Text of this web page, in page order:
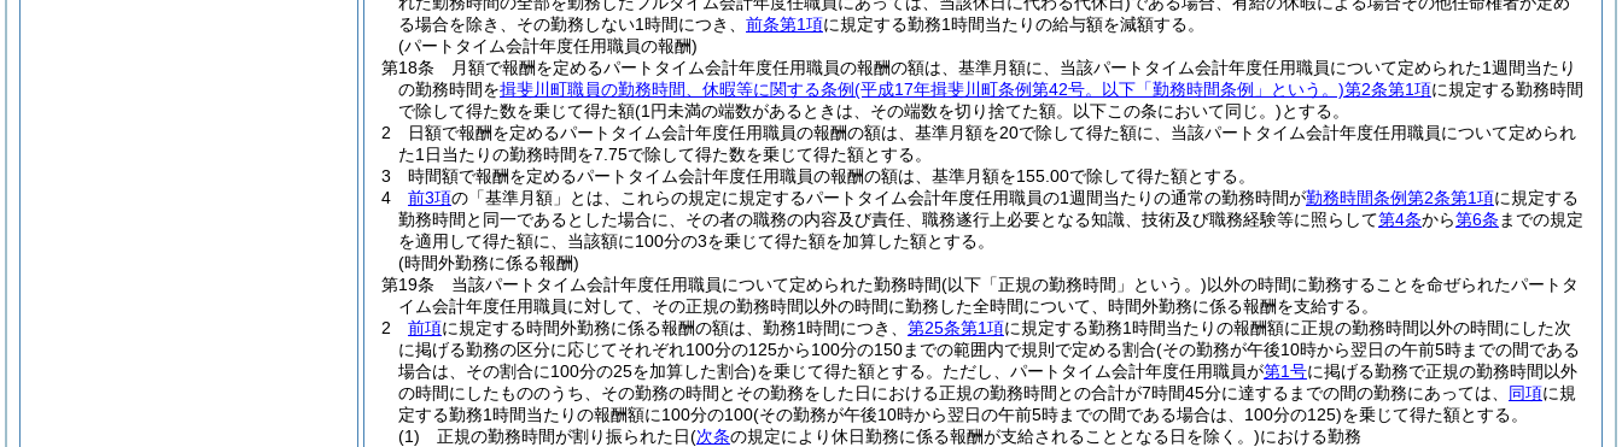
る場合を除き、その勤務しない1時間につき、 前条第1項に規定する勤務1時間当たりの給与額を減額する。
(パートタイム会計年度任用職員の報酬)
第18条
月額で報酬を定めるパートタイム会計年度任用職員の報酬の額は、基準月額に、当該パートタイム会計年度任用職員について定められた1週間当たり
の勤務時間を揖斐川町職員の勤務時間、休暇等に関する条例(平成17年揖斐川町条例第42号。以下「勤務時間条例」という。)第2条第1項に規定する勤務時間
で除して得た数を乗じて得た額(1円未満の端数があるときは、その端数を切り捨てた額。以下この条において同じ。)とする。
2
日額で報酬を定めるパートタイム会計年度任用職員の報酬の額は、基準月額を20で除して得た額に、当該パートタイム会計年度任用職員について定められ
た1日当たりの勤務時間を7.75で除して得た数を乗じて得た額とする。
3
時間額で報酬を定めるパートタイム会計年度任用職員の報酬の額は、基準月額を155.00で除して得た額とする。
4
前3項の「基準月額」とは、これらの規定に規定するパートタイム会計年度任用職員の1週間当たりの通常の勤務時間が勤務時間条例第2条第1項に規定する
勤務時間と同一であるとした場合に、その者の職務の内容及び責任、職務遂行上必要となる知識、技術及び職務経験等に照らして第4条から第6条 までの規定
を適用して得た額に、当該額に100分の3を乗じて得た額を加算した額とする。
(時間外勤務に係る報酬)
第19条
当該パートタイム会計年度任用職員について定められた勤務時間(以下「正規の勤務時間」という。)以外の時間に勤務することを命ぜられたパートタ
イム会計年度任用職員に対して、その正規の勤務時間以外の時間に勤務した全時間について、時間外勤務に係る報酬を支給する。
2
前項に規定する時間外勤務に係る報酬の額は、勤務1時間につき、 第25条第1項に規定する勤務1時間当たりの報酬額に正規の勤務時間以外の時間にした次
に掲げる勤務の区分に応じてそれぞれ100分の125から100分の150までの範囲内で規則で定める割合(その勤務が午後10時から翌日の午前5時までの間である
場合は、その割合に100分の25を加算した割合)を乗じて得た額とする。 ただし、パートタイム会計年度任用職員が第1号に掲げる勤務で正規の勤務時間以外
の時間にしたもののうち、その勤務の時間とその勤務をした日における正規の勤務時間との合計が7時間45分に達するまでの間の勤務にあっては、 同項に規
定する勤務1時間当たりの報酬額に100分の100(その勤務が午後10時から翌日の午前5時までの間である場合は、100分の125)を乗じて得た額とする。
(1)
正規の勤務時間が割り振られた日(次条の規定により休日勤務に係る報酬が支給されることとなる日を除く。)における勤務